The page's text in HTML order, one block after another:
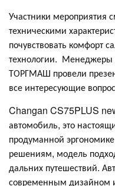
Участники мероприятия
техническими
почувствовать комфорт
технологии. Менеджеры
ТОРГМАШ провели
все интересующие
Changan CS75PLUS
автомобиль, это
продуманной
решениям, модель
дальних путешествий.
современным дизайном